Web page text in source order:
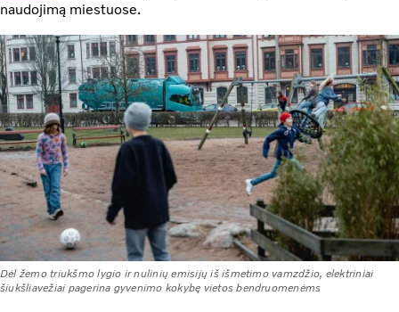
naudojimą miestuose.
Dėl žemo triukšmo lygio ir nulinių emisijų iš išmetimo vamzdžio, elektriniai
šiukšliavežiai pagerina gyvenimo kokybę vietos bendruomenėms